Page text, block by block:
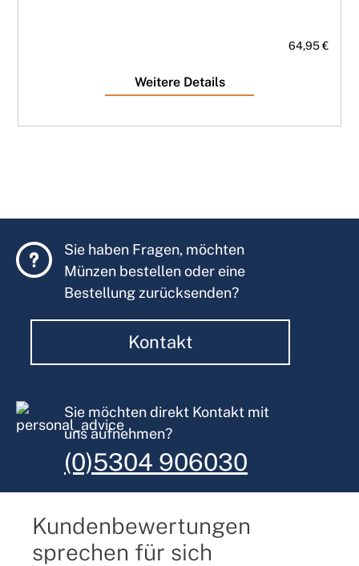
64,95 €
Weitere Details
Sie haben Fragen, möchten
Münzen bestellen oder eine
Bestellung zurücksenden?
Kontakt
Sie möchten direkt Kontakt mit
uns aufnehmen?
(0)5304 906030
Kundenbewertungen
sprechen für sich